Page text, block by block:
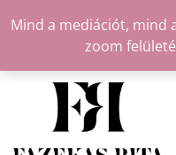
Mind a mediációt, mind
zoom